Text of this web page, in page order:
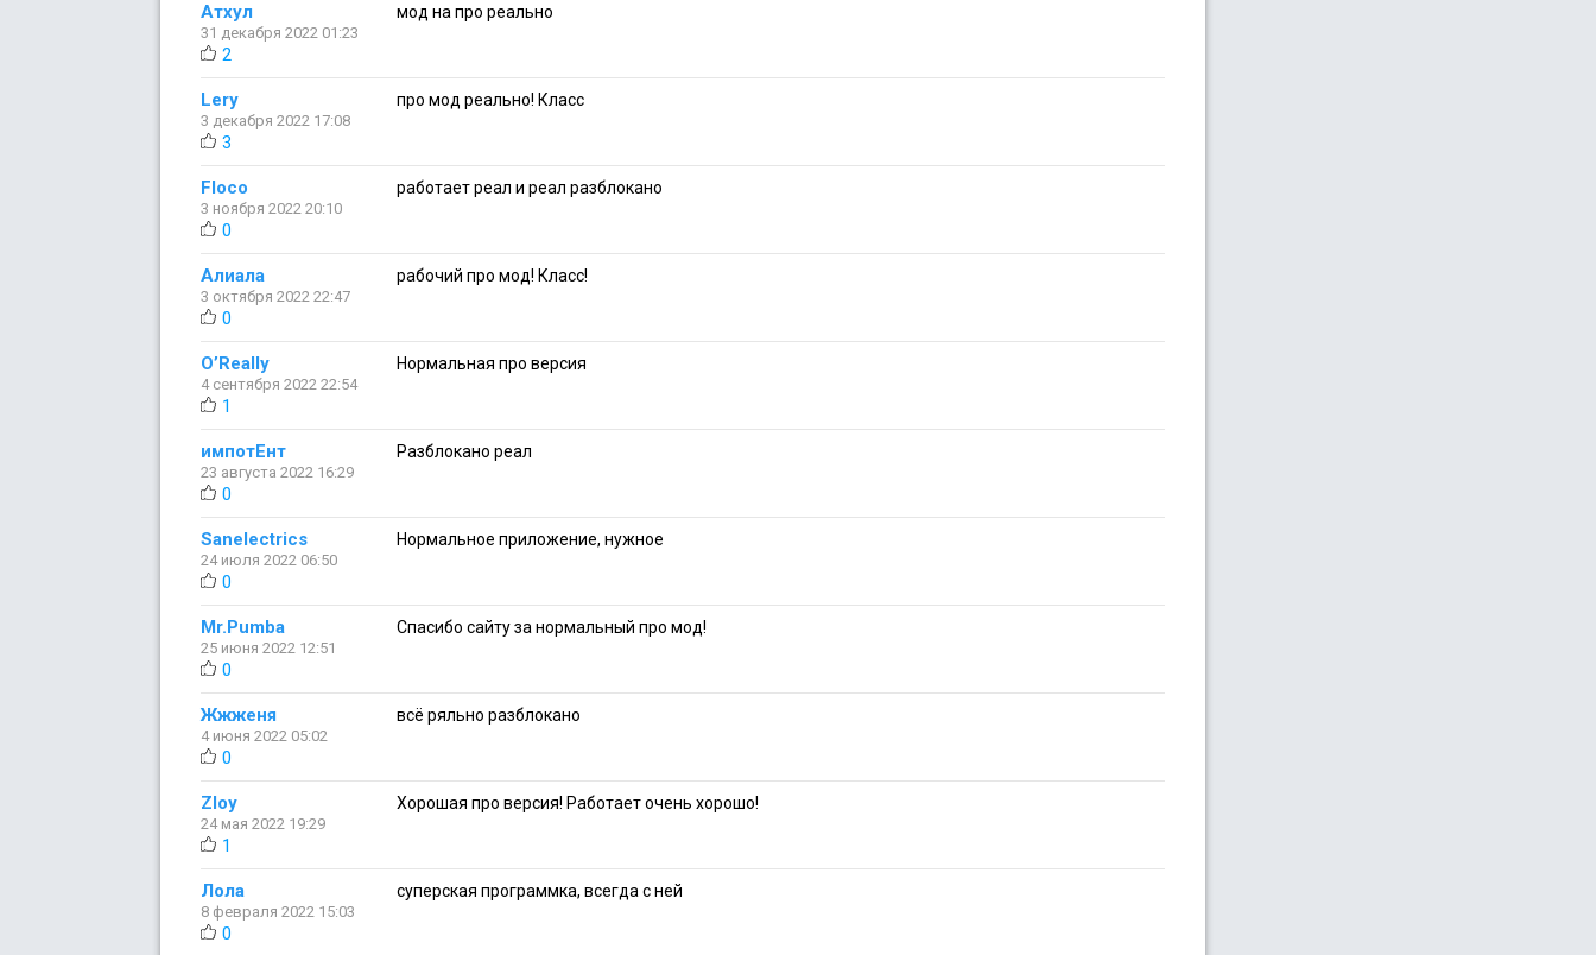
Атхул
31 декабря 2022 01:23
мод на про реально
2
Lery
3 декабря 2022 17:08
про мод реально! Класс
3
Floco
3 ноября 2022 20:10
работает реал и реал разблокано
0
Алиала
3 октября 2022 22:47
рабочий про мод! Класс!
0
O’Really
4 сентября 2022 22:54
Нормальная про версия
1
импотЕнт
23 августа 2022 16:29
Разблокано реал
0
Sanelectrics
24 июля 2022 06:50
Нормальное приложение, нужное
0
Mr.Pumba
25 июня 2022 12:51
Спасибо сайту за нормальный про мод!
0
Жжженя
4 июня 2022 05:02
всё ряльно разблокано
0
Zloy
24 мая 2022 19:29
Хорошая про версия! Работает очень хорошо!
1
Лола
8 февраля 2022 15:03
суперская программка, всегда с ней
0